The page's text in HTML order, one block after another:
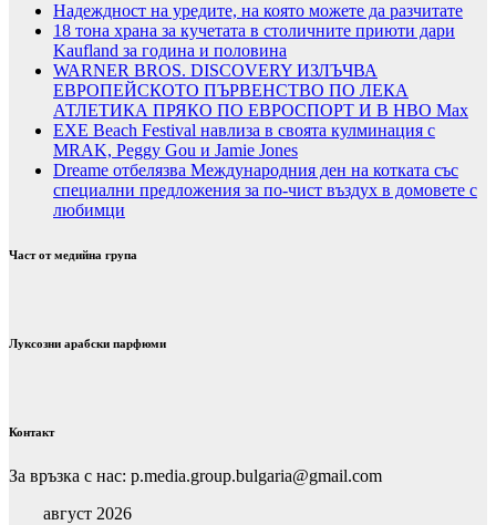
Надеждност на уредите, на която можете да разчитате
18 тона храна за кучетата в столичните приюти дари
Kaufland за година и половина
WARNER BROS. DISCOVERY ИЗЛЪЧВА
ЕВРОПЕЙСКОТО ПЪРВЕНСТВО ПО ЛЕКА
АТЛЕТИКА ПРЯКО ПО ЕВРОСПОРТ И В НВО Мах
EXE Beach Festival навлиза в своята кулминация с
MRAK, Peggy Gou и Jamie Jones
Dreame отбелязва Международния ден на котката със
специални предложения за по-чист въздух в домовете с
любимци
Част от медийна група
Луксозни арабски парфюми
Контакт
За връзка с нас: p.media.group.bulgaria@gmail.com
август 2026